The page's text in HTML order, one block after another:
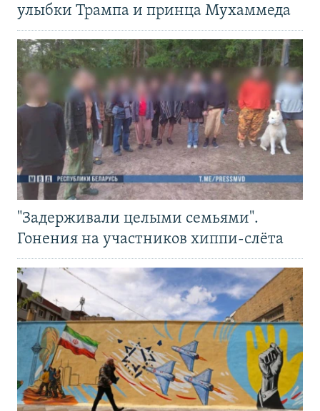
улыбки Трампа и принца Мухаммеда
"Задерживали целыми семьями".
Гонения на участников хиппи-слёта